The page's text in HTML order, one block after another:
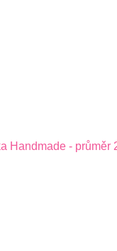
Handmade - průměr